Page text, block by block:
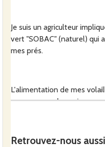
Je suis un agriculteur
vert "SOBAC" (naturel) qui
mes prés.
L'alimentation de mes
comme nous, les animaux
Retrouvez-nous aussi